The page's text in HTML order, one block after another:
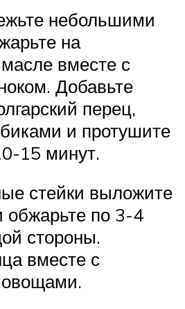
небольшими
на
вместе с
Добавьте
перец,
и протушите
15 минут.
стейки выложите
обжарьте по 3-4
стороны.
вместе с